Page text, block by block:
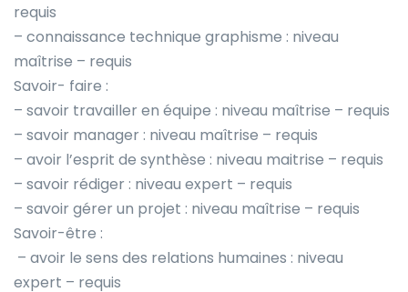
requis
– connaissance technique graphisme : niveau
maîtrise – requis
Savoir- faire :
– savoir travailler en équipe : niveau maîtrise – requis
– savoir manager : niveau maîtrise – requis
– avoir l’esprit de synthèse : niveau maitrise – requis
– savoir rédiger : niveau expert – requis
– savoir gérer un projet : niveau maîtrise – requis
Savoir-être :
– avoir le sens des relations humaines : niveau
expert – requis